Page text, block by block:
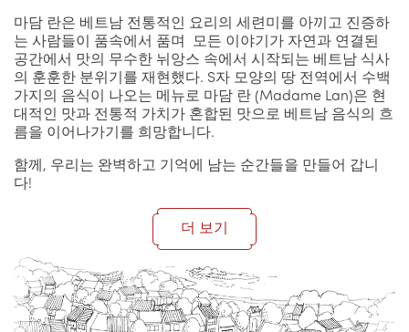
마담 란은 베트남 전통적인 요리의 세련미를 아끼고 진증하
는 사람들이 품속에서 품며 모든 이야기가 자연과 연결된
공간에서 맛의 무수한 뉘앙스 속에서 시작되는 베트남 식사
의 훈훈한 분위기를 재현했다. S자 모양의 땅 전역에서 수백
가지의 음식이 나오는 메뉴로 마담 란 (Madame Lan)은 현
대적인 맛과 전통적 가치가 혼합된 맛으로 베트남 음식의 흐
름을 이어나가기를 희망합니다.
함께, 우리는 완벽하고 기억에 남는 순간들을 만들어 갑니
다!
더 보기